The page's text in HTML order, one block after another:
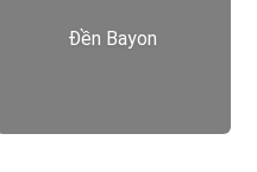
Đền Bayon